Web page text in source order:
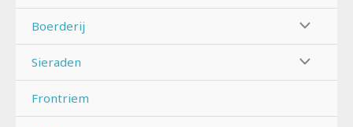
Boerderij
Sieraden
Frontriem